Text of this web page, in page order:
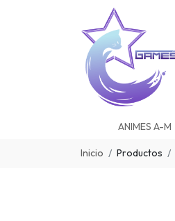
ANIMES A-M
Inicio Productos